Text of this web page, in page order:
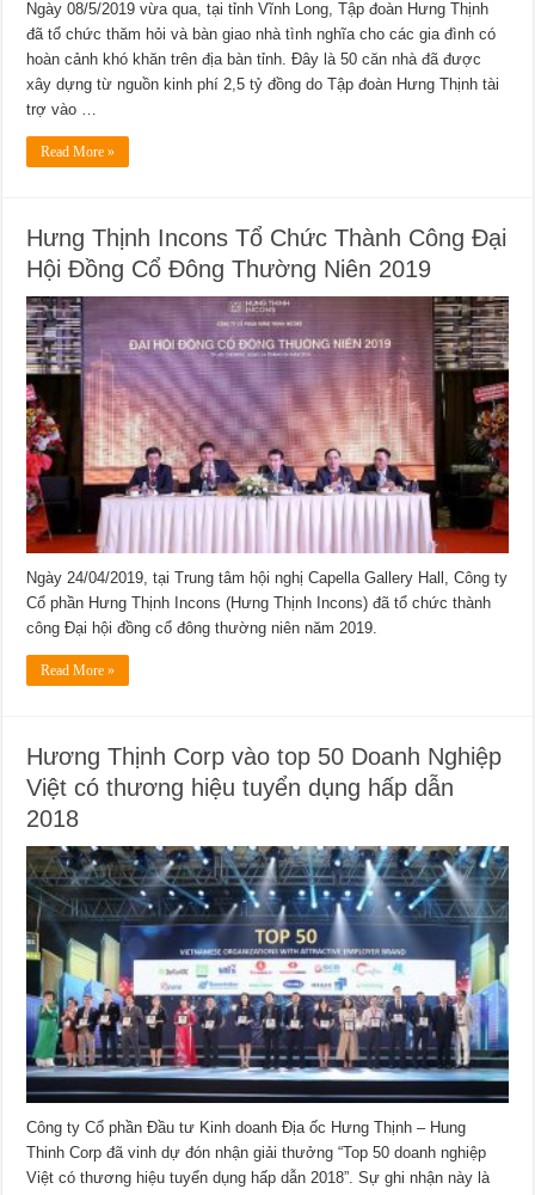
Ngày 08/5/2019 vừa qua, tại tỉnh Vĩnh Long, Tập đoàn Hưng Thịnh
đã tổ chức thăm hỏi và bàn giao nhà tình nghĩa cho các gia đình có
hoàn cảnh khó khăn trên địa bàn tỉnh. Đây là 50 căn nhà đã được
xây dựng từ nguồn kinh phí 2,5 tỷ đồng do Tập đoàn Hưng Thịnh tài
trợ vào …
Read More »
Hưng Thịnh Incons Tổ Chức Thành Công Đại
Hội Đồng Cổ Đông Thường Niên 2019
Ngày 24/04/2019, tại Trung tâm hội nghị Capella Gallery Hall, Công ty
Cổ phần Hưng Thịnh Incons (Hưng Thịnh Incons) đã tổ chức thành
công Đại hội đồng cổ đông thường niên năm 2019.
Read More »
Hương Thịnh Corp vào top 50 Doanh Nghiệp
Việt có thương hiệu tuyển dụng hấp dẫn
2018
Công ty Cổ phần Đầu tư Kinh doanh Địa ốc Hưng Thịnh – Hung
Thinh Corp đã vinh dự đón nhận giải thưởng “Top 50 doanh nghiệp
Việt có thương hiệu tuyển dụng hấp dẫn 2018”. Sự ghi nhận này là